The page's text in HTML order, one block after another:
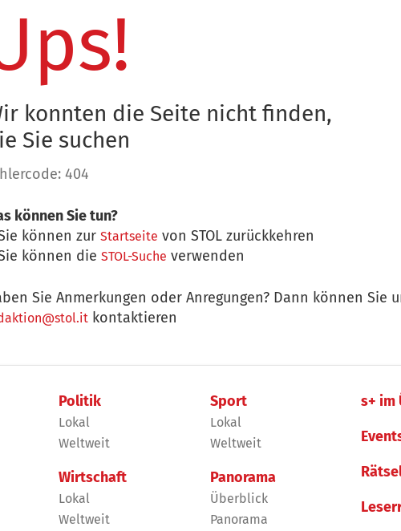
konnten die Seite nicht finden,
Sie suchen
404
können Sie tun?
können zurStartseite von STOL zurückkehren
können dieSTOL-Suche verwenden
Sie Anmerkungen oder Anregungen? Dann können Sie
kontaktieren
Politik
Lokal
Weltweit
Wirtschaft
Lokal
Weltweit
Sport
Lokal
Weltweit
Panorama
Überblick
Panorama
s+ im